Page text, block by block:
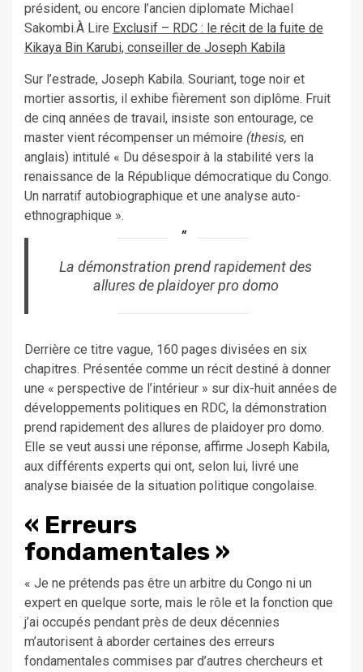
président, ou encore l’ancien diplomate Michael
Sakombi.À Lire Exclusif – RDC : le récit de la fuite de
Kikaya Bin Karubi, conseiller de Joseph Kabila
Sur l’estrade, Joseph Kabila. Souriant, toge noir et
mortier assortis, il exhibe fièrement son diplôme. Fruit
de cinq années de travail, insiste son entourage, ce
master vient récompenser un mémoire (thesis, en
anglais) intitulé « Du désespoir à la stabilité vers la
renaissance de la République démocratique du Congo.
Un narratif autobiographique et une analyse auto-
ethnographique ».
La démonstration prend rapidement des
allures de plaidoyer pro domo
Derrière ce titre vague, 160 pages divisées en six
chapitres. Présentée comme un récit destiné à donner
une « perspective de l’intérieur » sur dix-huit années de
développements politiques en RDC, la démonstration
prend rapidement des allures de plaidoyer pro domo.
Elle se veut aussi une réponse, affirme Joseph Kabila,
aux différents experts qui ont, selon lui, livré une
analyse biaisée de la situation politique congolaise.
« Erreurs
fondamentales »
« Je ne prétends pas être un arbitre du Congo ni un
expert en quelque sorte, mais le rôle et la fonction que
j’ai occupés pendant près de deux décennies
m’autorisent à aborder certaines des erreurs
fondamentales commises par d’autres chercheurs et